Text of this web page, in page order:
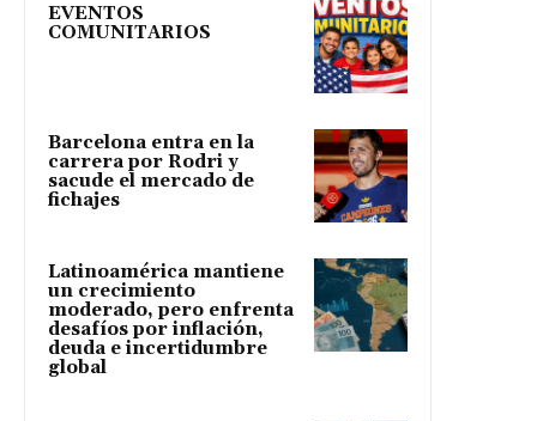
EVENTOS
COMUNITARIOS
Barcelona entra en la
carrera por Rodri y
sacude el mercado de
fichajes
Latinoamérica mantiene
un crecimiento
moderado, pero enfrenta
desafíos por inflación,
deuda e incertidumbre
global